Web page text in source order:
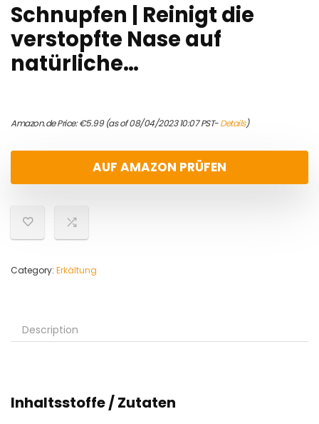
Schnupfen | Reinigt die
verstopfte Nase auf
natürliche…
Amazon.de Price:€5.99(as of 08/04/2023 10:07 PST-Details)
AUF AMAZON PRÜFEN
Category: Erkältung
Description
Inhaltsstoffe / Zutaten